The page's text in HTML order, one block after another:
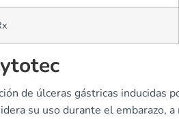
de úlceras gástricas inducidas
su uso durante el embarazo,